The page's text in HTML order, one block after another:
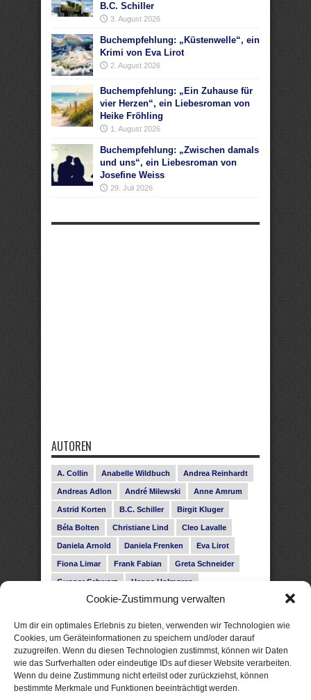
Cookie-Zustimmung verwalten
Um dir ein optimales Erlebnis zu bieten, verwenden wir Technologien wie
Cookies, um Geräteinformationen zu speichern und/oder darauf
zuzugreifen. Wenn du diesen Technologien zustimmst, können wir Daten
wie das Surfverhalten oder eindeutige IDs auf dieser Website verarbeiten.
Wenn du deine Zustimmung nicht erteilst oder zurückziehst, können
bestimmte Merkmale und Funktionen beeinträchtigt werden.
B.C. Schiller
3. August 2026
Buchempfehlung: „Küstenwelle“, ein
Krimi von Eva Lirot
2. August 2026
Buchempfehlung: „Ein Zuhause für
vier Herzen“, ein Liebesroman von
Heike Fröhling
1. August 2026
Buchempfehlung: „Zwischen damals
und uns“, ein Liebesroman von
Josefine Weiss
29. Juli 2026
AUTOREN
A. Collin Anabelle Wildbuch Andrea Reinhardt
Andreas Adlon André Milewski Anne Amrum
Astrid Korten B.C. Schiller Birgit Kluger
Béla Bolten Christiane Lind Cleo Lavalle
Daniela Arnold Daniela Frenken Eva Lirot
Fiona Limar Frank Fabian Greta Schneider
Gunnar Schwarz Hanna Holmgren
Heike Fröhling Ina Glahe Ivo Pala J. Vellguth
Leonie Haubrich Lilly Labord Livia Pipes
Malin Blunk Marcus Hünnebeck Martin Krist
Melisa Schwermer Nele Bruun Nika Lubitsch
Noah Fitz Nora Amelie René Junge